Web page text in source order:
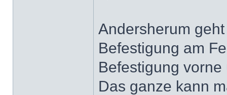
Andersherum
Befestigung am
Befestigung
Das ganze kann